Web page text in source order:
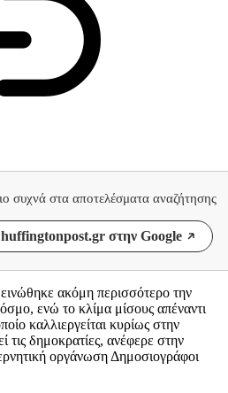
συχνά στα αποτελέσματα αναζήτησης
στην Google
ακόμη περισσότερο την
ενώ το κλίμα μίσους απέναντι
καλλιεργείται κυρίως στην
δημοκρατίες, ανέφερε στην
οργάνωση Δημοσιογράφοι